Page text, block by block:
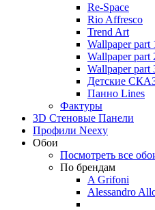
Re-Space
Rio Affresco
Trend Art
Wallpaper part
Wallpaper part
Wallpaper part
Детские
Панно Lines
Фактуры
3D Стеновые Панели
Профили Neexy
Обои
Посмотреть все
По брендам
A Grifoni
Alessandro